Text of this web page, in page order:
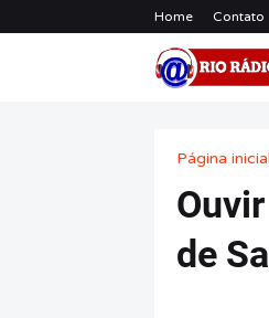
Home Contato
Página inicial
de